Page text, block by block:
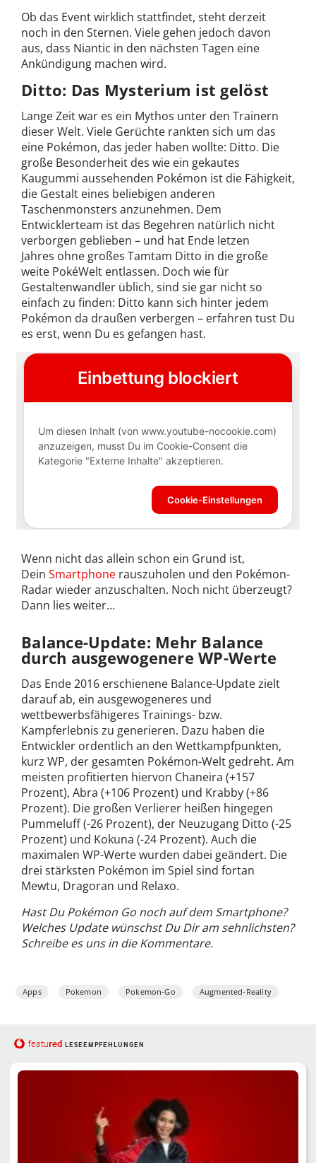
Ob das Event wirklich stattfindet, steht derzeit
noch in den Sternen. Viele gehen jedoch davon
aus, dass Niantic in den nächsten Tagen eine
Ankündigung machen wird.
Ditto: Das Mysterium ist gelöst
Lange Zeit war es ein Mythos unter den Trainern
dieser Welt. Viele Gerüchte rankten sich um das
eine Pokémon, das jeder haben wollte: Ditto. Die
große Besonderheit des wie ein gekautes
Kaugummi aussehenden Pokémon ist die Fähigkeit,
die Gestalt eines beliebigen anderen
Taschenmonsters anzunehmen. Dem
Entwicklerteam ist das Begehren natürlich nicht
verborgen geblieben – und hat Ende letzen
Jahres ohne großes Tamtam Ditto in die große
weite PokéWelt entlassen. Doch wie für
Gestaltenwandler üblich, sind sie gar nicht so
einfach zu finden: Ditto kann sich hinter jedem
Pokémon da draußen verbergen – erfahren tust Du
es erst, wenn Du es gefangen hast.
Wenn nicht das allein schon ein Grund ist,
Dein Smartphone rauszuholen und den Pokémon-
Radar wieder anzuschalten. Noch nicht überzeugt?
Dann lies weiter…
Balance-Update: Mehr Balance
durch ausgewogenere WP-Werte
Das Ende 2016 erschienene Balance-Update zielt
darauf ab, ein ausgewogeneres und
wettbewerbsfähigeres Trainings- bzw.
Kampferlebnis zu generieren. Dazu haben die
Entwickler ordentlich an den Wettkampfpunkten,
kurz WP, der gesamten Pokémon-Welt gedreht. Am
meisten profitierten hiervon Chaneira (+157
Prozent), Abra (+106 Prozent) und Krabby (+86
Prozent). Die großen Verlierer heißen hingegen
Pummeluff (-26 Prozent), der Neuzugang Ditto (-25
Prozent) und Kokuna (-24 Prozent). Auch die
maximalen WP-Werte wurden dabei geändert. Die
drei stärksten Pokémon im Spiel sind fortan
Mewtu, Dragoran und Relaxo.
Hast Du Pokémon Go noch auf dem Smartphone?
Welches Update wünschst Du Dir am sehnlichsten?
Schreibe es uns in die Kommentare.
Apps Pokemon Pokemon-Go Augmented-Reality
featured LESEEMPFEHLUNGEN